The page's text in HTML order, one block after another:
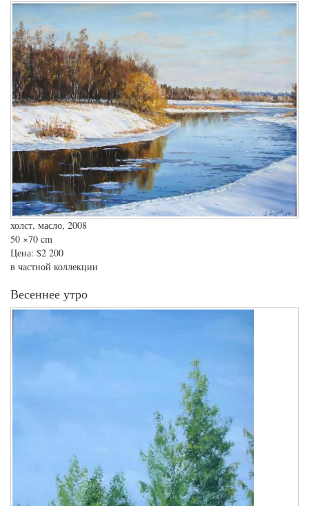
холст, масло, 2008
50 ×70 cm
Цена: $2 200
в частной коллекции
Весеннее утро